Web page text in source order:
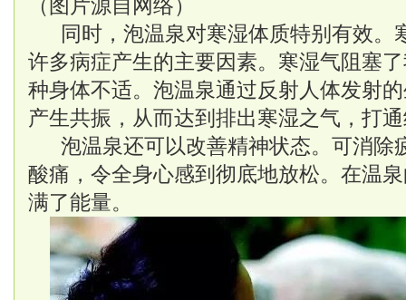
（图片源自网络）
同时，泡温泉对寒湿体质特别有效。
许多病症产生的主要因素。寒湿气阻塞
种身体不适。泡温泉通过反射人体发射
产生共振，从而达到排出寒湿之气，打
泡温泉还可以改善精神状态。可消除
酸痛，令全身心感到彻底地放松。在温
满了能量。